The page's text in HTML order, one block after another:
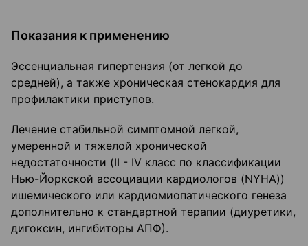
Показания к применению
Эссенциальная гипертензия (от легкой до
средней), а также хроническая стенокардия для
профилактики приступов.
Лечение стабильной симптомной легкой,
умеренной и тяжелой хронической
недостаточности (II - IV класс по классификации
Нью-Йоркской ассоциации кардиологов (NYHA))
ишемического или кардиомиопатического генеза
дополнительно к стандартной терапии (диуретики,
дигоксин, ингибиторы АПФ).